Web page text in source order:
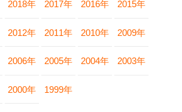
2018年 2017年 2016年 2015年
2012年 2011年 2010年 2009年
2006年 2005年 2004年 2003年
2000年 1999年